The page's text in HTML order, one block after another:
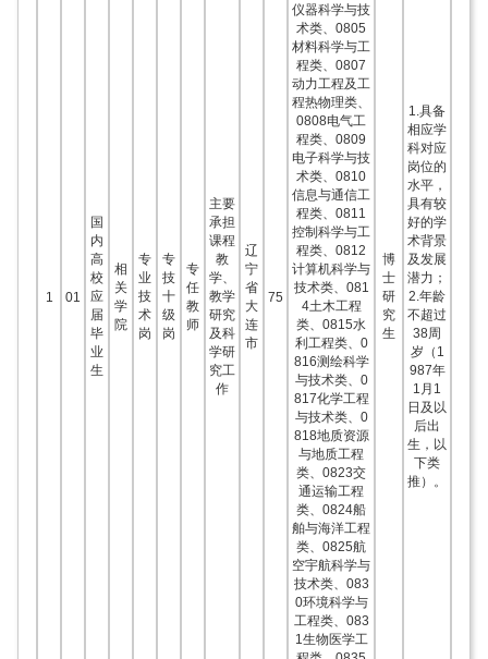
1 01
国
内
高
校
应
届
毕
业
生
相
关
学
院
专
业
技
术
岗
专
技
十
级
岗
专
任
教
师
主要
承担
课程
教
学、
教学
研究
及科
学研
究工
作
辽
宁
省
大
连
市
75
仪器科学与技
术类、0805
材料科学与工
程类、0807
动力工程及工
程热物理类、
0808电气工
程类、0809
电子科学与技
术类、0810
信息与通信工
程类、0811
控制科学与工
程类、0812
计算机科学与
技术类、081
4土木工程
类、0815水
利工程类、0
816测绘科学
与技术类、0
817化学工程
与技术类、0
818地质资源
与地质工程
类、0823交
通运输工程
类、0824船
舶与海洋工程
类、0825航
空宇航科学与
技术类、083
0环境科学与
工程类、083
1生物医学工
博
士
研
究
生
1.具备
相应学
科对应
岗位的
水平，
具有较
好的学
术背景
及发展
潜力；
2.年龄
不超过
38周
岁（1
987年
1月1
日及以
后出
生，以
下类
推）。